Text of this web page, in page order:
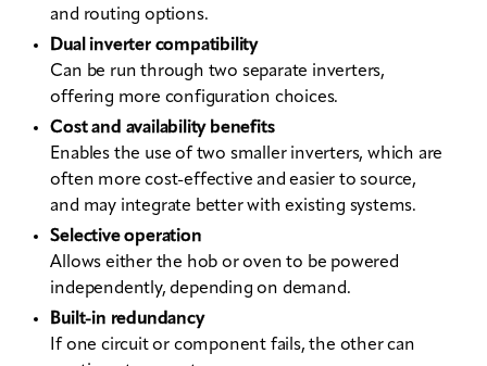
and routing options.
Dual inverter compatibility
Can be run through two separate inverters,
offering more configuration choices.
Cost and availability benefits
Enables the use of two smaller inverters, which are
often more cost-effective and easier to source,
and may integrate better with existing systems.
Selective operation
Allows either the hob or oven to be powered
independently, depending on demand.
Built-in redundancy
If one circuit or component fails, the other can